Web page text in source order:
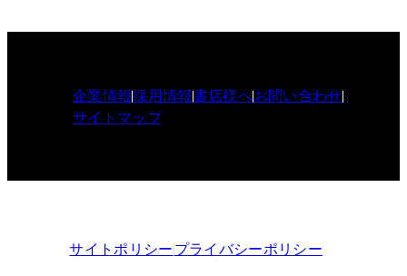
企業情報採用情報書店様へお問い合わせ
サイトマップ
サイトポリシープライバシーポリシー